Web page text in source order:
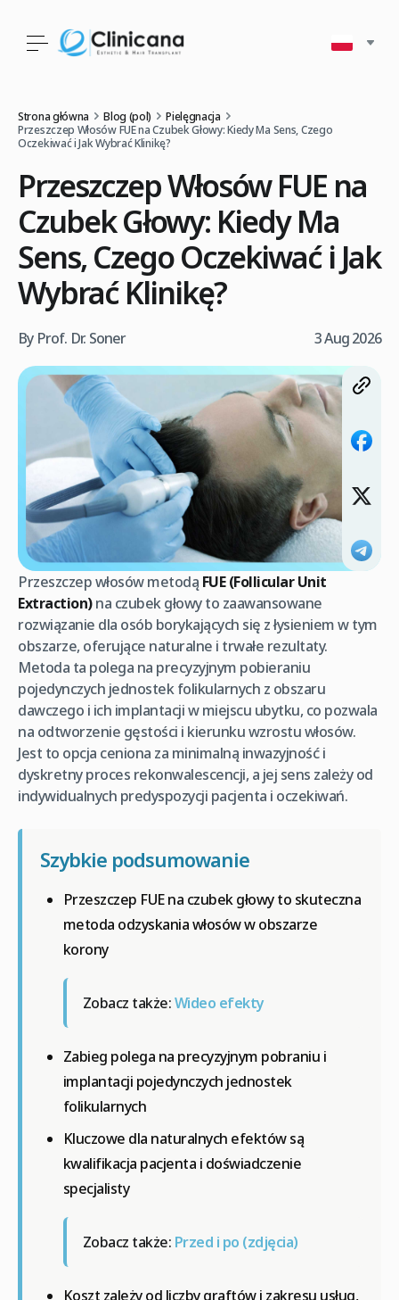
Strona główna Blog (pol)
Pielęgnacja
Przeszczep Włosów FUE na Czubek Głowy: Kiedy Ma Sens, Czego
Oczekiwać i Jak Wybrać Klinikę?
Przeszczep Włosów FUE na
Czubek Głowy: Kiedy Ma
Sens, Czego Oczekiwać i Jak
Wybrać Klinikę?
By Prof. Dr. Soner 3 Aug 2026
Przeszczep włosów metodą FUE (Follicular Unit
Extraction)na czubek głowy to zaawansowane
rozwiązanie dla osób borykających się z łysieniem w tym
obszarze, oferujące naturalne i trwałe rezultaty.
Metoda ta polega na precyzyjnym pobieraniu
pojedynczych jednostek folikularnych z obszaru
dawczego i ich implantacji w miejscu ubytku, co pozwala
na odtworzenie gęstości i kierunku wzrostu włosów.
Jest to opcja ceniona za minimalną inwazyjność i
dyskretny proces rekonwalescencji, a jej sens zależy od
indywidualnych predyspozycji pacjenta i oczekiwań.
Szybkie podsumowanie
Przeszczep FUE na czubek głowy to skuteczna
metoda odzyskania włosów w obszarze
korony
Zobacz także:Wideo efekty
Zabieg polega na precyzyjnym pobraniu i
implantacji pojedynczych jednostek
folikularnych
Kluczowe dla naturalnych efektów są
kwalifikacja pacjenta i doświadczenie
specjalisty
Zobacz także: Przed i po (zdjęcia)
Koszt zależy od liczby graftów i zakresu usług,